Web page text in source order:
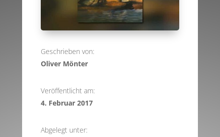
Geschrieben von:
Oliver Mönter
Veröffentlicht am:
4. Februar 2017
Abgelegt unter: